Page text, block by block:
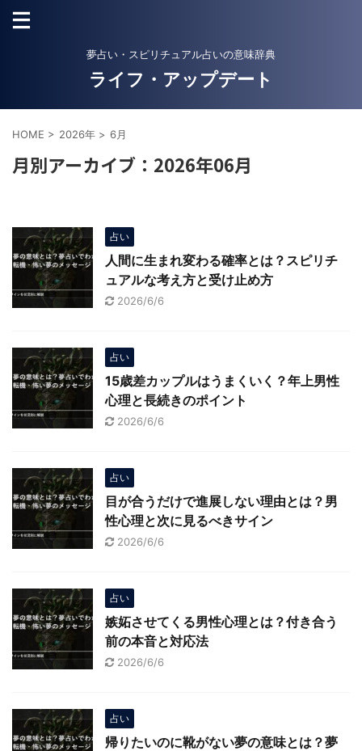
夢占い・スピリチュアル占いの意味辞典
ライフ・アップデート
HOME > 2026年 > 6月
月別アーカイブ：2026年06月
占い
人間に生まれ変わる確率とは？スピリチ
ュアルな考え方と受け止め方
2026/6/6
占い
15歳差カップルはうまくいく？年上男性
心理と長続きのポイント
2026/6/6
占い
目が合うだけで進展しない理由とは？男
性心理と次に見るべきサイン
2026/6/6
占い
嫉妬させてくる男性心理とは？付き合う
前の本音と対応法
2026/6/6
占い
帰りたいのに靴がない夢の意味とは？夢